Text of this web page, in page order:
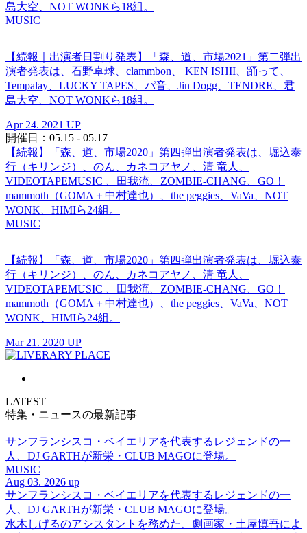
島大空、NOT WONKら18組。
MUSIC
【続報｜出演者日割り発表】「森、道、市場2021」第二弾出
演者発表は、石野卓球、clammbon、 KEN ISHII、踊って、
Tempalay、LUCKY TAPES、パ音、Jin Dogg、TENDRE、君
島大空、NOT WONKら18組。
Apr 24. 2021 UP
開催日：05.15 - 05.17
【続報】「森、道、市場2020」第四弾出演者発表は、堀込泰
行（キリンジ）、のん、カネコアヤノ、清 竜人、
VIDEOTAPEMUSIC 、田我流、ZOMBIE-CHANG、GO！
mammoth（GOMA＋中村達也）、the peggies、VaVa、NOT
WONK、HIMIら24組。
MUSIC
【続報】「森、道、市場2020」第四弾出演者発表は、堀込泰
行（キリンジ）、のん、カネコアヤノ、清 竜人、
VIDEOTAPEMUSIC 、田我流、ZOMBIE-CHANG、GO！
mammoth（GOMA＋中村達也）、the peggies、VaVa、NOT
WONK、HIMIら24組。
Mar 21. 2020 UP
LATEST
特集・ニュースの最新記事
サンフランシスコ・ベイエリアを代表するレジェンドの一
人、DJ GARTHが新栄・CLUB MAGOに登場。
MUSIC
Aug 03. 2026 up
サンフランシスコ・ベイエリアを代表するレジェンドの一
人、DJ GARTHが新栄・CLUB MAGOに登場。
水木しげるのアシスタントを務めた、劇画家・土屋慎吾によ